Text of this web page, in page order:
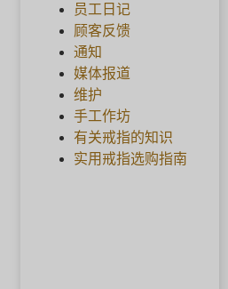
员工日记
顾客反馈
通知
媒体报道
维护
手工作坊
有关戒指的知识
实用戒指选购指南